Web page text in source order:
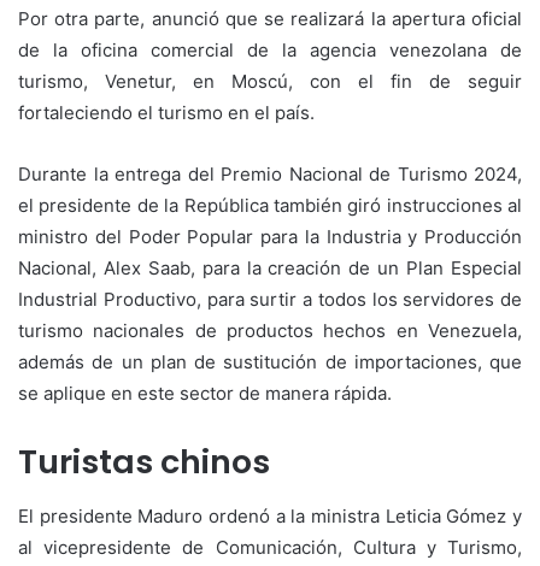
Por otra parte, anunció que se realizará la apertura oficial
de la oficina comercial de la agencia venezolana de
turismo, Venetur, en Moscú, con el fin de seguir
fortaleciendo el turismo en el país.
Durante la entrega del Premio Nacional de Turismo 2024,
el presidente de la República también giró instrucciones al
ministro del Poder Popular para la Industria y Producción
Nacional, Alex Saab, para la creación de un Plan Especial
Industrial Productivo, para surtir a todos los servidores de
turismo nacionales de productos hechos en Venezuela,
además de un plan de sustitución de importaciones, que
se aplique en este sector de manera rápida.
Turistas chinos
El presidente Maduro ordenó a la ministra Leticia Gómez y
al vicepresidente de Comunicación, Cultura y Turismo,